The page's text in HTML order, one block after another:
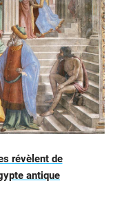
révèlent de
antique